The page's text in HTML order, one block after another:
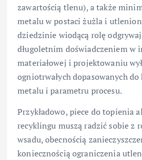
zawartością tlenu), a także
metalu w postaci żużla i
dziedzinie wiodącą rolę
długoletnim doświadczeniem w
materiałowej i projektowaniu
ogniotrwałych dopasowanych
metalu i parametru procesu.
Przykładowo, piece do topienia
recyklingu muszą radzić sobie z
wsadu, obecnością
koniecznością ograniczenia